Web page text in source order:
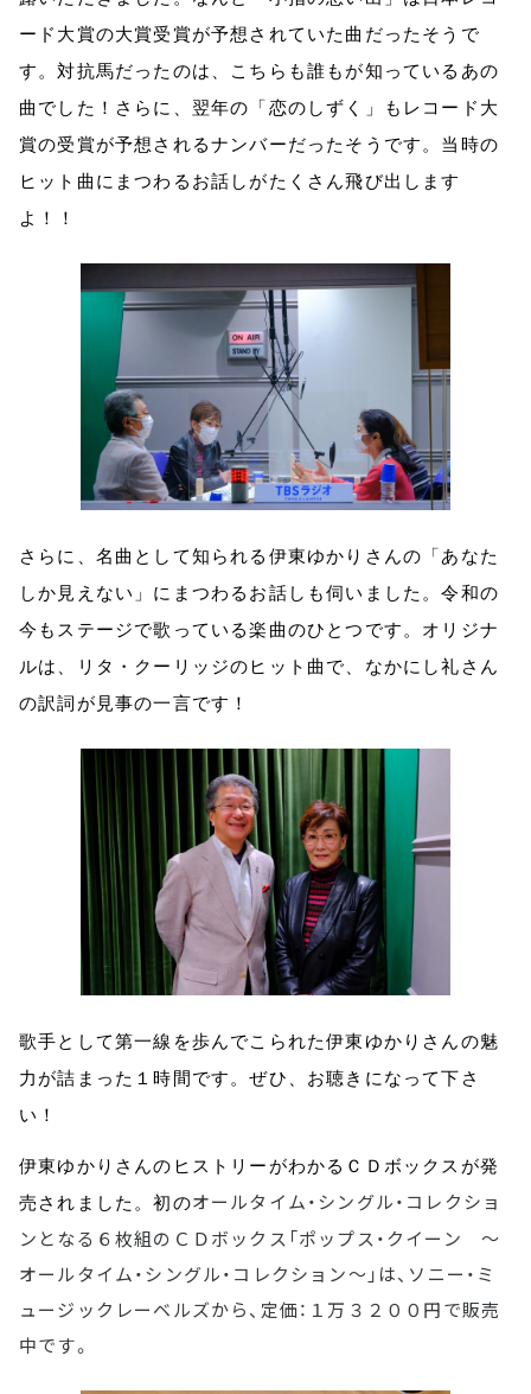
ード大賞の大賞受賞が予想されていた曲だったそうで
す。対抗馬だったのは、こちらも誰もが知っているあの
曲でした！さらに、翌年の「恋のしずく」もレコード大
賞の受賞が予想されるナンバーだったそうです。当時の
ヒット曲にまつわるお話しがたくさん飛び出します
よ！！
さらに、名曲として知られる伊東ゆかりさんの「あなた
しか見えない」にまつわるお話しも伺いました。令和の
今もステージで歌っている楽曲のひとつです。オリジナ
ルは、リタ・クーリッジのヒット曲で、なかにし礼さん
の訳詞が見事の一言です！
歌手として第一線を歩んでこられた伊東ゆかりさんの魅
力が詰まった１時間です。ぜひ、お聴きになって下さ
い！
伊東ゆかりさんのヒストリーがわかるＣＤボックスが発
売されました。初のオールタイム・シングル・コレクショ
ンとなる６枚組のＣＤボックス「ポップス・クイーン ～
オールタイム・シングル・コレクション～」は、ソニー・ミ
ュージックレーベルズから、定価：１万３２００円で販売
中です。